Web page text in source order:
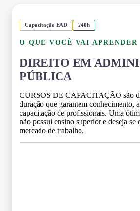
Capacitação EAD 240h
O QUE VOCÊ VAI APRENDER
DIREITO EM
PÚBLICA
CURSOS DE CAPACITAÇÃO são
duração que garantem conhecimento,
capacitação de profissionais. Uma
não possui ensino superior e deseja se
mercado de trabalho.